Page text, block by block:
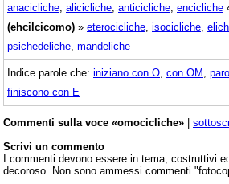
anacicliche alicicliche anticicliche encicliche
(ehcilcicomo) » eterocicliche isocicliche
psichedeliche mandeliche
Indice parole che: iniziano con O con OM
finiscono con E
Commenti sulla voce «omocicliche» |
Scrivi un commento
I commenti devono essere in tema, costruttivi
decoroso. Non sono ammessi commenti